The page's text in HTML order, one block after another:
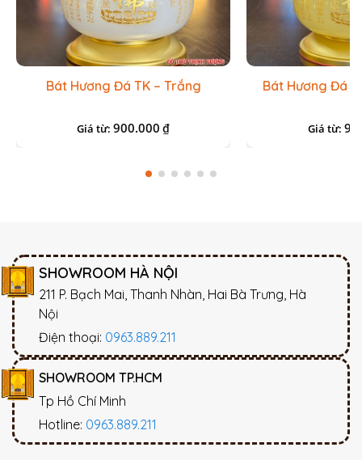
Bát Hương Đá TK – Trắng
Giá từ:900.000 ₫
Bát Hương Đá
Giá từ:
SHOWROOM HÀ NỘI
211 P. Bạch Mai, Thanh Nhàn, Hai Bà Trưng, Hà
Nội
Điện thoại: 0963.889.211
SHOWROOM TP.HCM
Tp Hồ Chí Minh
Hotline: 0963.889.211